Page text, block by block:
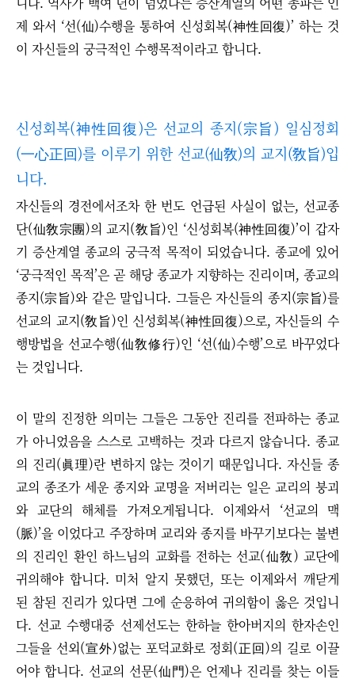
제 와서 ‘선(仙)수행을 통하여 신성회복(神性回復)’ 하는 것
이 자신들의 궁극적인 수행목적이라고 합니다.
신성회복(神性回復)은 선교의 종지(宗旨) 일심정회
(一心正回)를 이루기 위한 선교(仙敎)의 교지(敎旨)입
니다.
자신들의 경전에서조차 한 번도 언급된 사실이 없는, 선교종
단(仙敎宗團)의 교지(敎旨)인 ‘신성회복(神性回復)’이 갑자
기 증산계열 종교의 궁극적 목적이 되었습니다. 종교에 있어
‘궁극적인 목적’은 곧 해당 종교가 지향하는 진리이며, 종교의
종지(宗旨)와 같은 말입니다. 그들은 자신들의 종지(宗旨)를
선교의 교지(敎旨)인 신성회복(神性回復)으로, 자신들의 수
행방법을 선교수행(仙敎修行)인 ‘선(仙)수행’으로 바꾸었다
는 것입니다.
이 말의 진정한 의미는 그들은 그동안 진리를 전파하는 종교
가 아니었음을 스스로 고백하는 것과 다르지 않습니다. 종교
의 진리(眞理)란 변하지 않는 것이기 때문입니다. 자신들 종
교의 종조가 세운 종지와 교명을 저버리는 일은 교리의 붕괴
와 교단의 해체를 가져오게됩니다. 이제와서 ‘선교의 맥
(脈)’을 이었다고 주장하며 교리와 종지를 바꾸기보다는 불변
의 진리인 환인 하느님의 교화를 전하는 선교(仙敎) 교단에
귀의해야 합니다. 미처 알지 못했던, 또는 이제와서 깨닫게
된 참된 진리가 있다면 그에 순응하여 귀의함이 옳은 것입니
다. 선교 수행대중 선제선도는 한하늘 한아버지의 한자손인
그들을 선외(宣外)없는 포덕교화로 정회(正回)의 길로 이끌
어야 합니다. 선교의 선문(仙門)은 언제나 진리를 찾는 이들